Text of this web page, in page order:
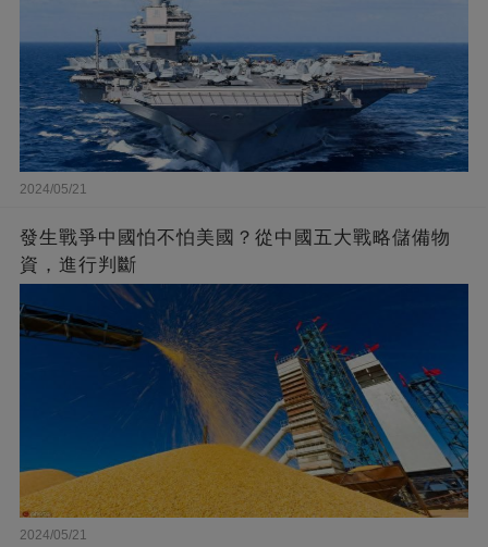
2024/05/21
發生戰爭中國怕不怕美國？從中國五大戰略儲備物
資，進行判斷
2024/05/21